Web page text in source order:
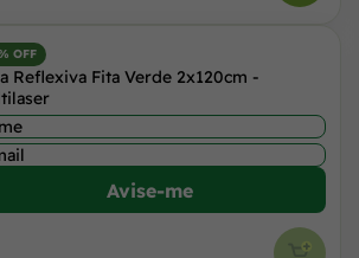
OFF
Reflexiva Fita Verde 2x120cm -
Avise-me